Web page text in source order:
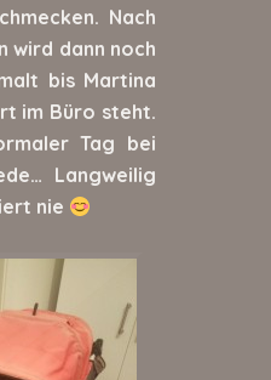
Nach
wird dann noch
bis Martina
im Büro steht.
Tag bei
Langweilig
nie